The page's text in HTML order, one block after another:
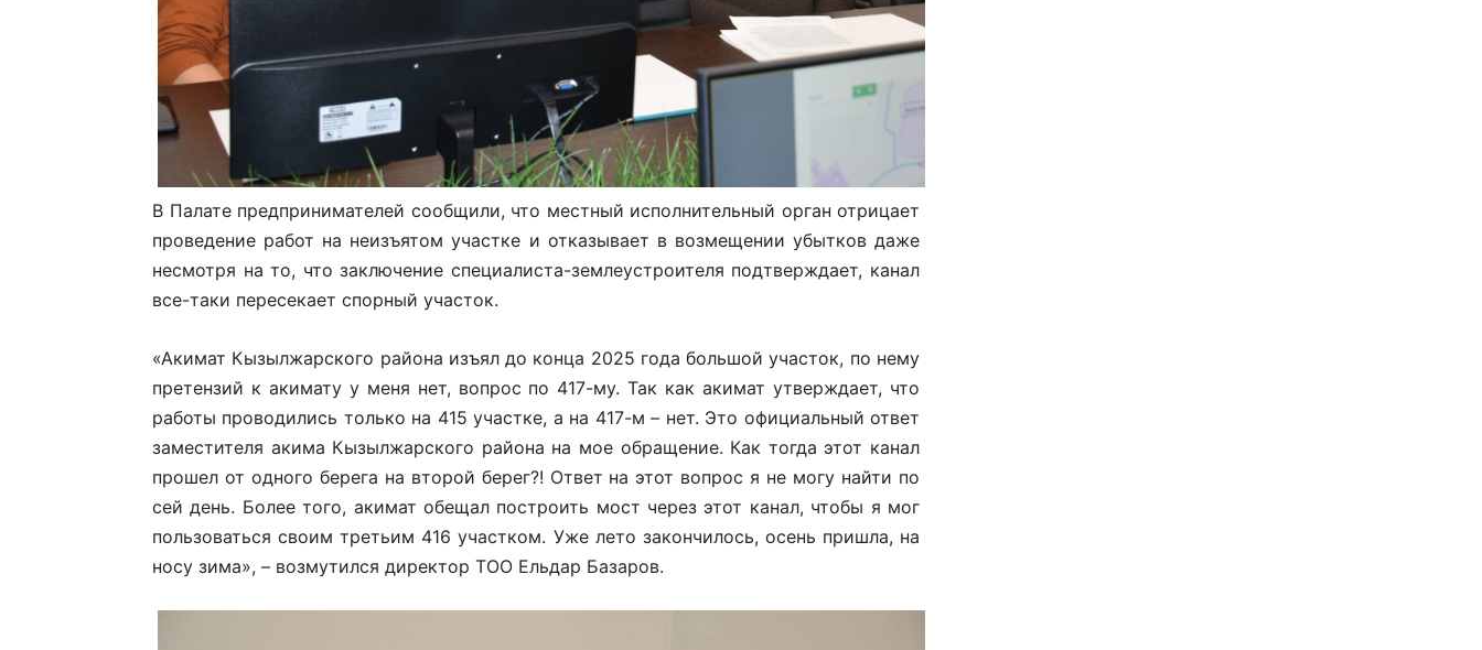
В Палате предпринимателей сообщили, что местный исполнительный орган отрицает
проведение работ на неизъятом участке и отказывает в возмещении убытков даже
несмотря на то, что заключение специалиста-землеустроителя подтверждает, канал
все-таки пересекает спорный участок.
«Акимат Кызылжарского района изъял до конца 2025 года большой участок, по нему
претензий к акимату у меня нет, вопрос по 417-му. Так как акимат утверждает, что
работы проводились только на 415 участке, а на 417-м – нет. Это официальный ответ
заместителя акима Кызылжарского района на мое обращение. Как тогда этот канал
прошел от одного берега на второй берег?! Ответ на этот вопрос я не могу найти по
сей день. Более того, акимат обещал построить мост через этот канал, чтобы я мог
пользоваться своим третьим 416 участком. Уже лето закончилось, осень пришла, на
носу зима», – возмутился директор ТОО Ельдар Базаров.